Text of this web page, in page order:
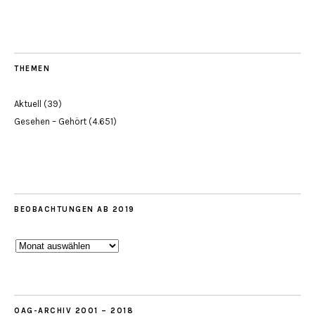
THEMEN
Aktuell
(39)
Gesehen – Gehört (4.651)
BEOBACHTUNGEN AB 2019
Beobachtungen
OAG-ARCHIV 2001 – 2018